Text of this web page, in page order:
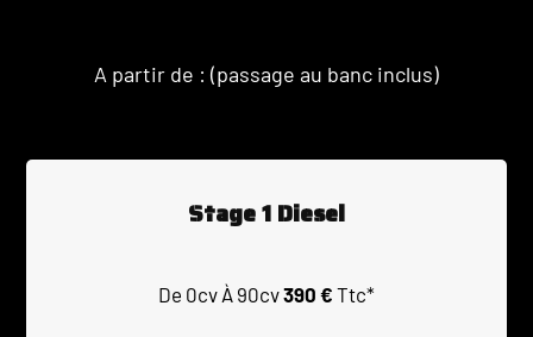
A partir de : (passage au banc inclus)
Stage 1 Diesel
De 0cv À 90cv390 € Ttc*